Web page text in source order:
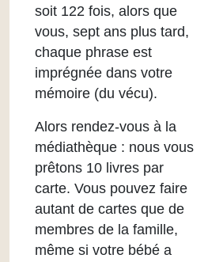
soit 122 fois, alors que
vous, sept ans plus tard,
chaque phrase est
imprégnée dans votre
mémoire (du vécu).
Alors rendez-vous à la
médiathèque : nous vous
prêtons 10 livres par
carte. Vous pouvez faire
autant de cartes que de
membres de la famille,
même si votre bébé a